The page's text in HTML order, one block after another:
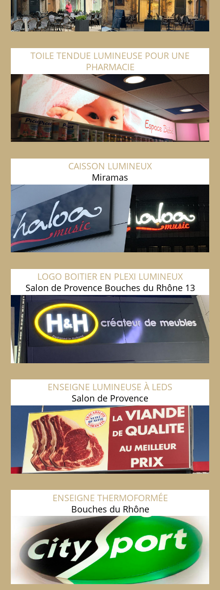
TOILE TENDUE LUMINEUSE POUR UNE
PHARMACIE
Miramas
CAISSON LUMINEUX
Miramas
LOGO BOITIER EN PLEXI LUMINEUX
Salon de Provence Bouches du Rhône 13
ENSEIGNE LUMINEUSE À LEDS
Salon de Provence
ENSEIGNE THERMOFORMÉE
Bouches du Rhône